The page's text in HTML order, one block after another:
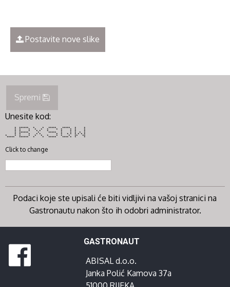
Postavite nove slike
Spremi
Unesite kod:
* ****** * * ***** ***** * *
* * * * * * * * * * *
* * * * * * * * * *
* ****** * ***** * * * * *
* * * * * * * * * * * * *
* * * * * * * * * * ** **
***** ****** * * ***** **** * * *
Click to change
Podaci koje ste upisali će biti vidljivi na vašoj stranici na
Gastronautu nakon što ih odobri administrator.
GASTRONAUT
ABISAL d.o.o.
Janka Polić Kamova 37a